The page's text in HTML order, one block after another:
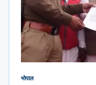
भोपाल